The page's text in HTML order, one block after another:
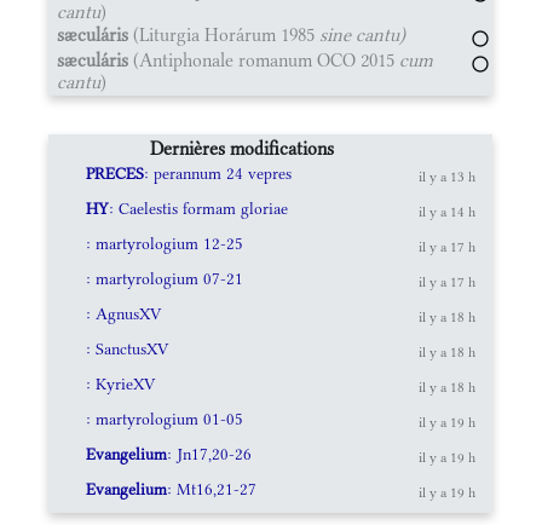
cantu)
sæculáris (Liturgia Horárum 1985 sine cantu)
sæculáris (Antiphonale romanum OCO 2015 cum
cantu)
Dernières modifications
PRECES: perannum 24 vepres il y a 13 h
HY: Caelestis formam gloriae il y a 14 h
: martyrologium 12-25 il y a 17 h
: martyrologium 07-21 il y a 17 h
: AgnusXV il y a 18 h
: SanctusXV il y a 18 h
: KyrieXV il y a 18 h
: martyrologium 01-05 il y a 19 h
Evangelium: Jn17,20-26 il y a 19 h
Evangelium: Mt16,21-27 il y a 19 h